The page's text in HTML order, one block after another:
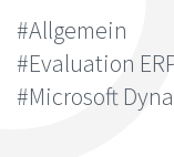
#Allgemein
#Evaluation
#Microsoft